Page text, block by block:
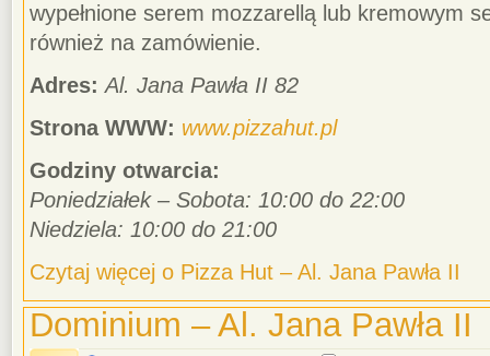
wypełnione serem mozzarellą lub kremowym
również na zamówienie.
Adres: Al. Jana Pawła II 82
Strona WWW: www.pizzahut.pl
Godziny otwarcia:
Poniedziałek – Sobota: 10:00 do 22:00
Niedziela: 10:00 do 21:00
Czytaj więcej o Pizza Hut – Al. Jana Pawła II
Dominium – Al. Jana Pawła II